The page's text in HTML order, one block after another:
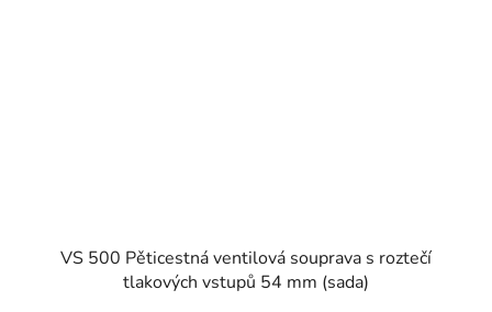
VS 500 Pěticestná ventilová souprava s roztečí
tlakových vstupů 54 mm (sada)